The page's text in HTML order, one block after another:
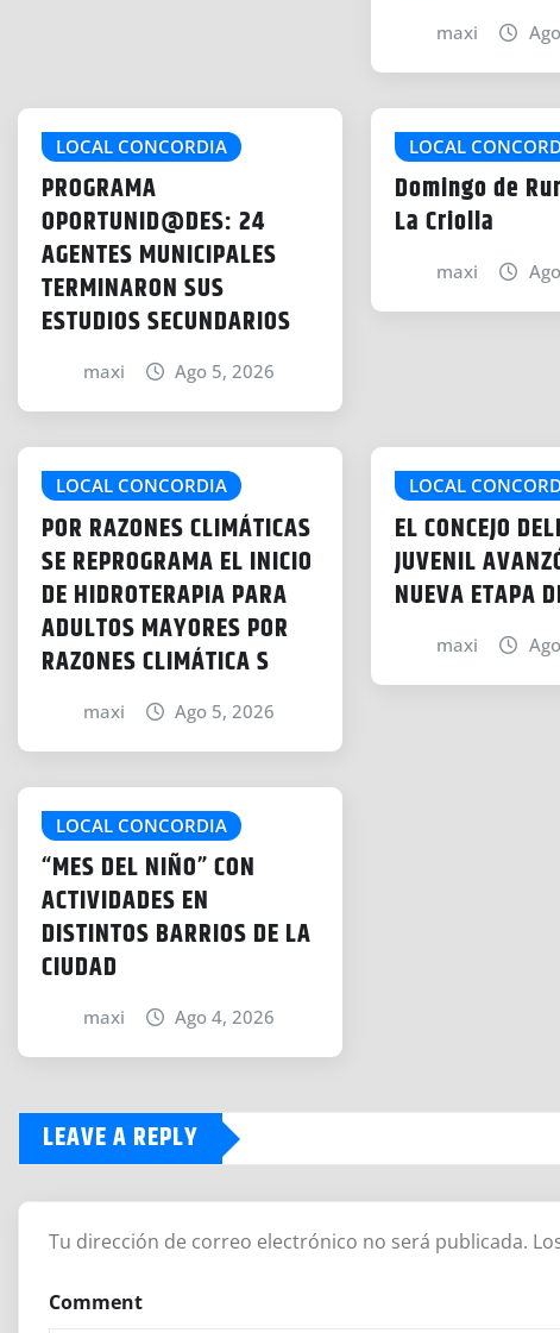
maxi
LOCAL CONCORDIA
PROGRAMA
OPORTUNID@DES: 24
AGENTES MUNICIPALES
TERMINARON SUS
ESTUDIOS SECUNDARIOS
maxi Ago 5, 2026
LOCAL
Domingo de
La Criolla
maxi
LOCAL CONCORDIA
POR RAZONES CLIMÁTICAS
SE REPROGRAMA EL INICIO
DE HIDROTERAPIA PARA
ADULTOS MAYORES POR
RAZONES CLIMÁTICA S
maxi Ago 5, 2026
LOCAL
EL CONCEJO
JUVENIL
NUEVA ETAPA
maxi
LOCAL CONCORDIA
“MES DEL NIÑO” CON
ACTIVIDADES EN
DISTINTOS BARRIOS DE LA
CIUDAD
maxi Ago 4, 2026
LEAVE A REPLY
Tu dirección de correo electrónico no será publicada.
Comment